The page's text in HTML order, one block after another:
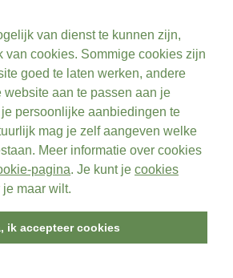
van dienst te kunnen zijn,
van cookies. Sommige cookies zijn
goed te laten werken, andere
website aan te passen aan je
persoonlijke aanbiedingen te
mag je zelf aangeven welke
Meer informatie over cookies
pagina. Je kunt je cookies
maar wilt.
ik accepteer cookies